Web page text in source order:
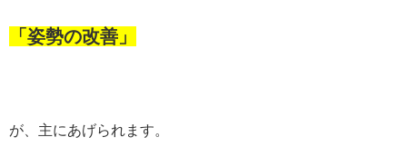
「姿勢の改善」
が、主にあげられます。